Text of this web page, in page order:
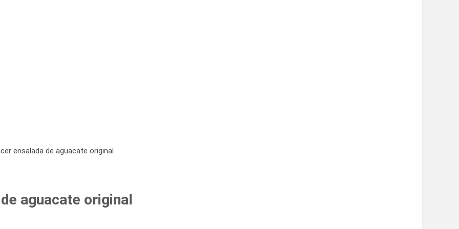
ensalada de aguacate original
aguacate original